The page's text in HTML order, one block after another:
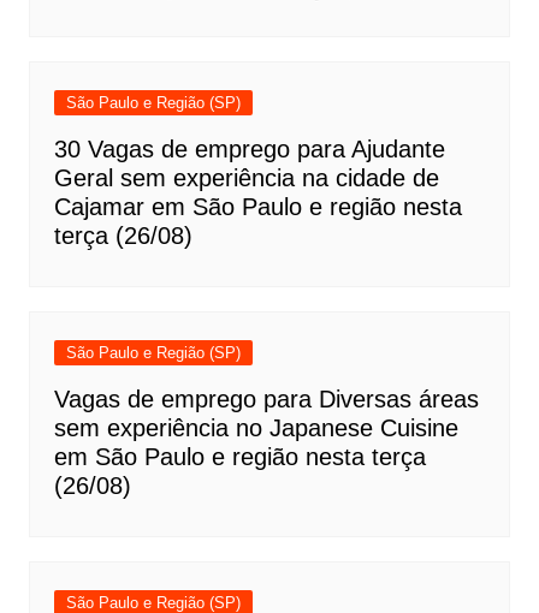
São Paulo e Região (SP)
30 Vagas de emprego para Ajudante
Geral sem experiência na cidade de
Cajamar em São Paulo e região nesta
terça (26/08)
São Paulo e Região (SP)
Vagas de emprego para Diversas áreas
sem experiência no Japanese Cuisine
em São Paulo e região nesta terça
(26/08)
São Paulo e Região (SP)